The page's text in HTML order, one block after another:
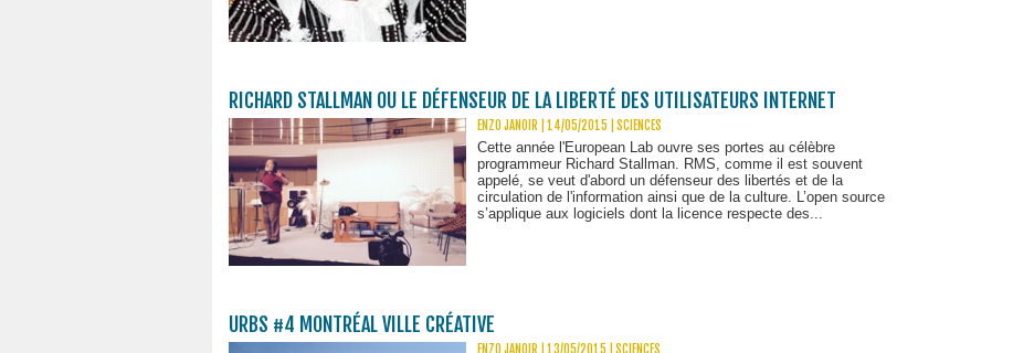
RICHARD STALLMAN OU LE DÉFENSEUR DE LA LIBERTÉ DES UTILISATEURS INTERNET
ENZO JANOIR | 14/05/2015 SCIENCES
Cette année l'European Lab ouvre ses portes au célèbre
programmeur Richard Stallman. RMS, comme il est souvent
appelé, se veut d'abord un défenseur des libertés et de la
circulation de l'information ainsi que de la culture. L’open source
s’applique aux logiciels dont la licence respecte des...
URBS #4 MONTRÉAL VILLE CRÉATIVE
ENZO JANOIR | 13/05/2015 SCIENCES